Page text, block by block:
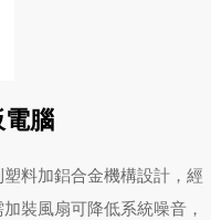
腦
料加鋁合金機構設計，經
裝風扇可降低系統噪音，